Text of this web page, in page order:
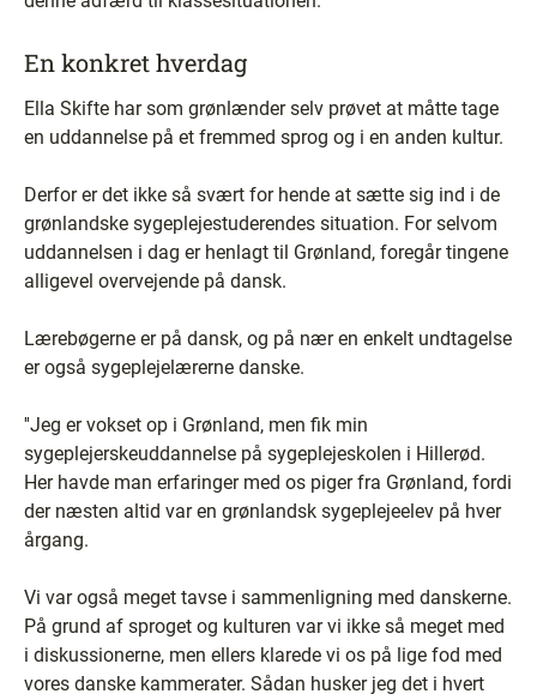
En konkret hverdag
Ella Skifte har som grønlænder selv prøvet at måtte tage
en uddannelse på et fremmed sprog og i en anden kultur.
Derfor er det ikke så svært for hende at sætte sig ind i de
grønlandske sygeplejestuderendes situation. For selvom
uddannelsen i dag er henlagt til Grønland, foregår tingene
alligevel overvejende på dansk.
Lærebøgerne er på dansk, og på nær en enkelt undtagelse
er også sygeplejelærerne danske.
''Jeg er vokset op i Grønland, men fik min
sygeplejerskeuddannelse på sygeplejeskolen i Hillerød.
Her havde man erfaringer med os piger fra Grønland, fordi
der næsten altid var en grønlandsk sygeplejeelev på hver
årgang.
Vi var også meget tavse i sammenligning med danskerne.
På grund af sproget og kulturen var vi ikke så meget med
i diskussionerne, men ellers klarede vi os på lige fod med
vores danske kammerater. Sådan husker jeg det i hvert